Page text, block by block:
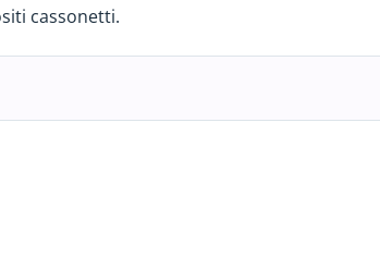
cassonetti.